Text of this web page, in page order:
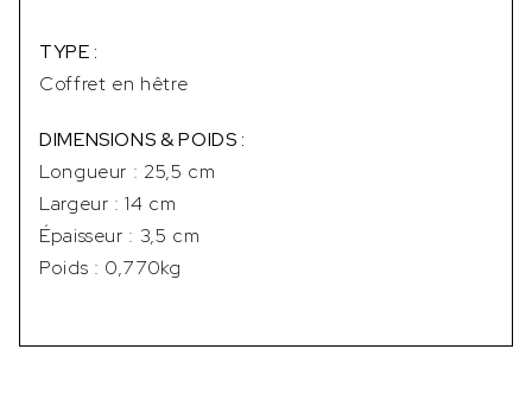
TYPE :
Coffret en hêtre
DIMENSIONS & POIDS :
Longueur : 25,5 cm
Largeur : 14 cm
Épaisseur : 3,5 cm
Poids : 0,770kg